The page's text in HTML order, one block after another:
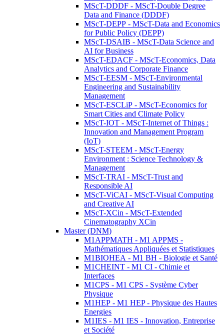
MScT-DDDF - MScT-Double Degree
Data and Finance (DDDF)
MScT-DEPP - MScT-Data and Economics
for Public Policy (DEPP)
MScT-DSAIB - MScT-Data Science and
AI for Business
MScT-EDACF - MScT-Economics, Data
Analytics and Corporate Finance
MScT-EESM - MScT-Environmental
Engineering and Sustainability
Management
MScT-ESCLiP - MScT-Economics for
Smart Cities and Climate Policy
MScT-IOT - MScT-Internet of Things :
Innovation and Management Program
(IoT)
MScT-STEEM - MScT-Energy
Environment : Science Technology &
Management
MScT-TRAI - MScT-Trust and
Responsible AI
MScT-ViCAI - MScT-Visual Computing
and Creative AI
MScT-XCin - MScT-Extended
Cinematography XCin
Master (DNM)
M1APPMATH - M1 APPMS -
Mathématiques Appliquées et Statistiques
M1BIOHEA - M1 BH - Biologie et Santé
M1CHEINT - M1 CI - Chimie et
Interfaces
M1CPS - M1 CPS - Système Cyber
Physique
M1HEP - M1 HEP - Physique des Hautes
Energies
M1IES - M1 IES - Innovation, Entreprise
et Société